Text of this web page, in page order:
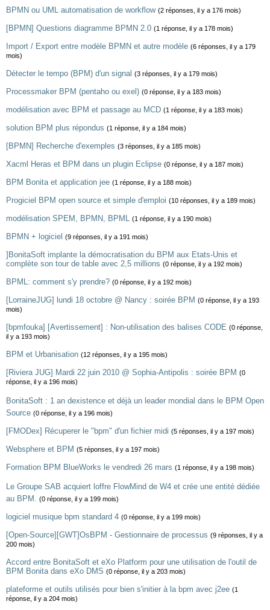
BPMN ou UML automatisation de workflow (2 réponses, il y a 176 mois)
[BPMN] Questions diagramme BPMN 2.0 (1 réponse, il y a 178 mois)
Import / Export entre modèle BPMN et autre modèle (6 réponses, il y a 179
mois)
Détecter le tempo (BPM) d'un signal (3 réponses, il y a 179 mois)
Processmaker BPM (pentaho ou exel) (0 réponse, il y a 183 mois)
modélisation avec BPM et passage au MCD (1 réponse, il y a 183 mois)
solution BPM plus répondus (1 réponse, il y a 184 mois)
[BPMN] Recherche d'exemples (3 réponses, il y a 185 mois)
Xacml Heras et BPM dans un plugin Eclipse (0 réponse, il y a 187 mois)
BPM Bonita et application jee (1 réponse, il y a 188 mois)
Progiciel BPM open source et simple d'emploi (10 réponses, il y a 189 mois)
modélisation SPEM, BPMN, BPML (1 réponse, il y a 190 mois)
BPMN + logiciel (9 réponses, il y a 191 mois)
]BonitaSoft implante la démocratisation du BPM aux Etats-Unis et
complète son tour de table avec 2,5 millions (0 réponse, il y a 192 mois)
BPML: comment s'y prendre? (0 réponse, il y a 192 mois)
[LorraineJUG] lundi 18 octobre @ Nancy : soirée BPM (0 réponse, il y a 193
mois)
[bpmfouka] [Avertissement] : Non-utilisation des balises CODE (0 réponse,
il y a 193 mois)
BPM et Urbanisation (12 réponses, il y a 195 mois)
[Riviera JUG] Mardi 22 juin 2010 @ Sophia-Antipolis : soirée BPM (0
réponse, il y a 196 mois)
BonitaSoft : 1 an dexistence et déjà un leader mondial dans le BPM Open
Source (0 réponse, il y a 196 mois)
[FMODex] Récuperer le "bpm" d'un fichier midi (5 réponses, il y a 197 mois)
Websphere et BPM (5 réponses, il y a 197 mois)
Formation BPM BlueWorks le vendredi 26 mars (1 réponse, il y a 198 mois)
Le Groupe SAB acquiert loffre FlowMind de W4 et crée une entité dédiée
au BPM. (0 réponse, il y a 199 mois)
logiciel musique bpm standard 4 (0 réponse, il y a 199 mois)
[Open-Source][GWT]OsBPM - Gestionnaire de processus (9 réponses, il y a
200 mois)
Accord entre BonitaSoft et eXo Platform pour une utilisation de l'outil de
BPM Bonita dans eXo DMS (0 réponse, il y a 203 mois)
plateforme et outils utilisés pour bien s'initier à la bpm avec j2ee (1
réponse, il y a 204 mois)